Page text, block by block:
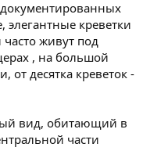
креветки
живут под
, на большой
от десятка креветок -
вид, обитающий в
части